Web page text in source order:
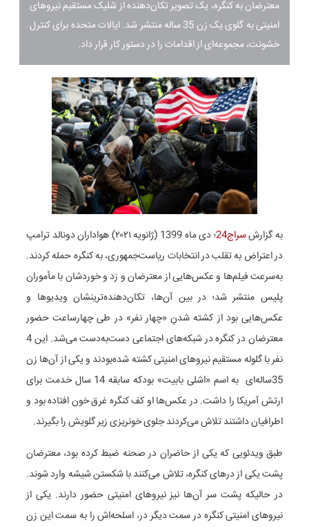
معترضان به کنگره،‌ یک تصویر تکان‌دهنده از شلیک مستقیم نیروهای
امنیتی به گلوی یک زن 35 ساله منتشر شد. ایالات متحده برای کنترل
خشونت، مجموعه‌ای از اقدامات را در دستور کار قرار داد.
به گزارشسراج24
؛ دی ماه 1399 (ژانویه ۲۰۲۱) هواداران دونالد ترامپ
در اعتراض به تقلب در انتخابات ریاست‌جمهوری، به کنگره حمله کردند.
به‌سرعت فیلم‌ها و عکس‌هایی از معترضان و زد و خوردشان با مأموران
پلیس منتشر شد؛ در بین آن‌ها،‌ تکان‌دهنده‌ترینشان ویدیوها و
عکس‌هایی بود از کشته شدنِ «چهار نفر» در طی چهارساعت حضور
معترضان در کنگره در شبکه‌های اجتماعی دست‌به‌دست می‌شد. این 4
نفر با گلوله مستقیم نیروهای امنیتی کشته شده‌بودند و یکی از آن‌ها زن
35‌ساله‌ای به اسم «اشلی بابیت» بودکه سابقه 14 سال خدمت برای
ارتش آمریکا را داشت. در عکس‌ها او کف کنگره غرق خون افتاده بود و
اطرافیان داشتند تلاش می‌کردند جلوی خونریزی زیر گلویش را بگیرند.
طبق ویدئویی که یکی از حاضران در صحنه ضبط کرده بود،‌ معترضان
پشت یکی از درهای کنگره،‌ تلاش می‌کنند با شکستن شیشه وارد شوند.
در حالیکه پشت سر آن‌ها نیز نیروهای امنیتی حضور دارند. یکی از
نیروهای امنیتی کنگره در سمت دیگر در، اسلحه‌اش را به سمت این زن